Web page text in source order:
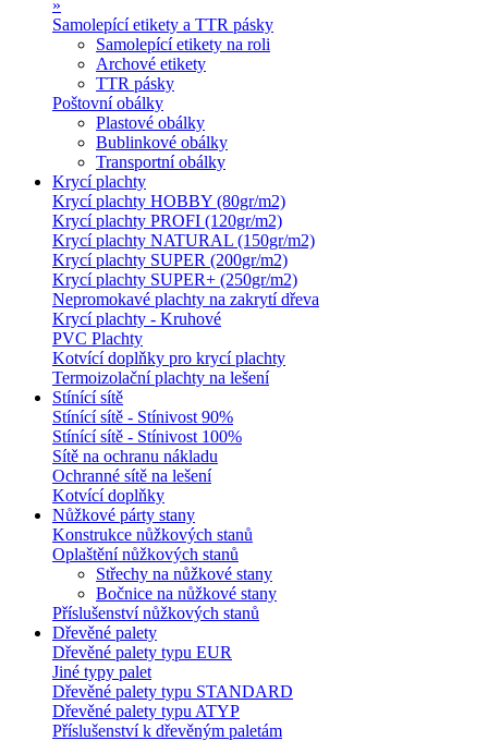
»
Samolepící etikety a TTR pásky
Samolepící etikety na roli
Archové etikety
TTR pásky
Poštovní obálky
Plastové obálky
Bublinkové obálky
Transportní obálky
Krycí plachty
Krycí plachty HOBBY (80gr/m2)
Krycí plachty PROFI (120gr/m2)
Krycí plachty NATURAL (150gr/m2)
Krycí plachty SUPER (200gr/m2)
Krycí plachty SUPER+ (250gr/m2)
Nepromokavé plachty na zakrytí dřeva
Krycí plachty - Kruhové
PVC Plachty
Kotvící doplňky pro krycí plachty
Termoizolační plachty na lešení
Stínící sítě
Stínící sítě - Stínivost 90%
Stínící sítě - Stínivost 100%
Sítě na ochranu nákladu
Ochranné sítě na lešení
Kotvící doplňky
Nůžkové párty stany
Konstrukce nůžkových stanů
Oplaštění nůžkových stanů
Střechy na nůžkové stany
Bočnice na nůžkové stany
Příslušenství nůžkových stanů
Dřevěné palety
Dřevěné palety typu EUR
Jiné typy palet
Dřevěné palety typu STANDARD
Dřevěné palety typu ATYP
Příslušenství k dřevěným paletám